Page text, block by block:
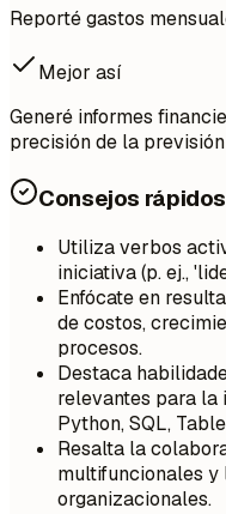
Reporté gastos
Mejor así
Generé informes
precisión de la
Consejos rápidos
Utiliza verbos
iniciativa (p. ej.,
Enfócate en
de costos,
procesos.
Destaca
relevantes para la
Python, SQL,
Resalta la
multifuncionales
organizacionales.